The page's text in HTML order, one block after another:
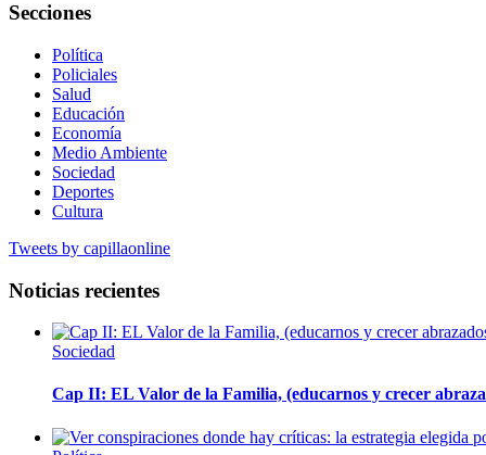
Secciones
Política
Policiales
Salud
Educación
Economía
Medio Ambiente
Sociedad
Deportes
Cultura
Tweets by capillaonline
Noticias recientes
Sociedad
Cap II: EL Valor de la Familia, (educarnos y crecer